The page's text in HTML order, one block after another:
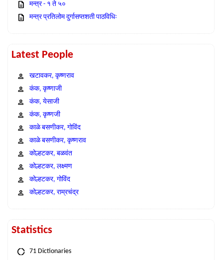
मन्त्र - १ ते ५०
मन्त्र प्रतिलोम दुर्गासप्तशती पाठविधिः
Latest People
खटावकर, कृष्णराव
कंक, कृष्णाजी
कंक, येसाजी
कंक, कृष्णजी
काळे बसणीकर, गोविंद
काळे बसणीकर, कृष्णराव
कोल्हटकर, बळवंत
कोल्हटकर, लक्ष्मण
कोल्हटकर, गोविंद
कोल्हटकर, राम्रचंद्र
Statistics
71 Dictionaries